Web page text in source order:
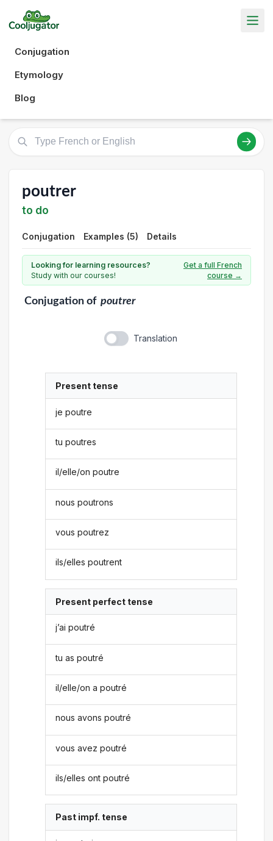
Conjugation
Etymology
Blog
poutrer
to do
Conjugation Examples (5) Details
Looking for learning resources?
Study with our courses!
Get a full French
course →
Conjugationof poutrer
Translation
Present tense
je poutre
tu poutres
il/elle/on poutre
nous poutrons
vous poutrez
ils/elles poutrent
Present perfect tense
j’ai poutré
tu as poutré
il/elle/on a poutré
nous avons poutré
vous avez poutré
ils/elles ont poutré
Past impf. tense